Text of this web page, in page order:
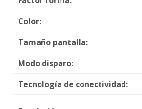
Color:
Tamaño pantalla:
Modo disparo:
Tecnología de conectividad: